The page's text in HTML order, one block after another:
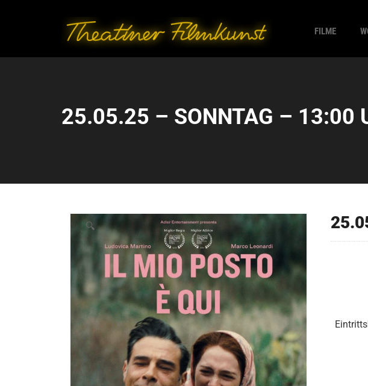
FILME
25.05.25 – SONNTAG – 13:00
🔍